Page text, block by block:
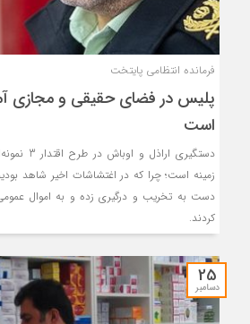
فرمانده انتظامی پایتخت
پلیس در فضای حقیقی و مجازی
است
دستگیری
زمینه است؛ چرا که در اغتشاشات اخیر شاهد
دست به تخریب و درگیری زده و به اموال
کردند.
25
دسامبر